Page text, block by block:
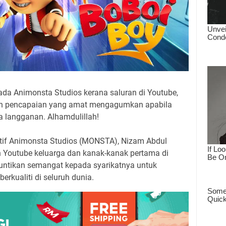
Animonsta Studios kerana saluran di Youtube,
pencapaian yang amat mengagumkan apabila
langganan. Alhamdulillah!
Animonsta Studios (MONSTA), Nizam Abdul
keluarga dan kanak-kanak pertama di
semangat kepada syarikatnya untuk
di seluruh dunia.